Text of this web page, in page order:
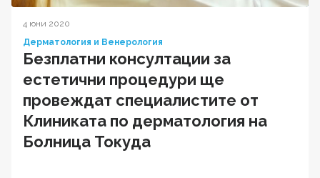
4 юни 2020
Дерматология и Венерология
Безплатни консултации за
естетични процедури ще
провеждат специалистите от
Клиниката по дерматология на
Болница Токуда